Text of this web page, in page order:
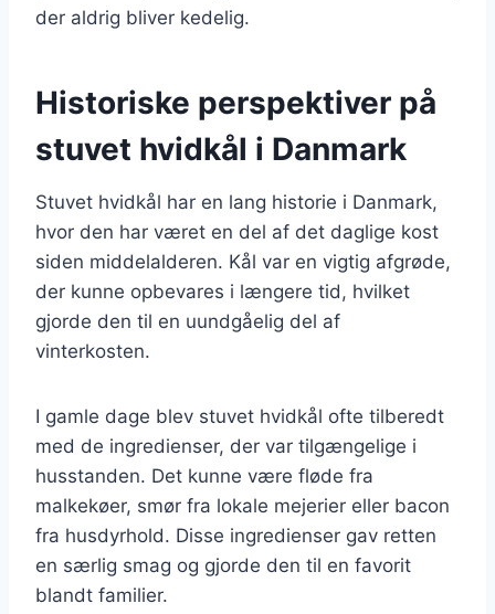
der aldrig bliver kedelig.
Historiske perspektiver på
stuvet hvidkål i Danmark
Stuvet hvidkål har en lang historie i Danmark,
hvor den har været en del af det daglige kost
siden middelalderen. Kål var en vigtig afgrøde,
der kunne opbevares i længere tid, hvilket
gjorde den til en uundgåelig del af
vinterkosten.
I gamle dage blev stuvet hvidkål ofte tilberedt
med de ingredienser, der var tilgængelige i
husstanden. Det kunne være fløde fra
malkekøer, smør fra lokale mejerier eller bacon
fra husdyrhold. Disse ingredienser gav retten
en særlig smag og gjorde den til en favorit
blandt familier.